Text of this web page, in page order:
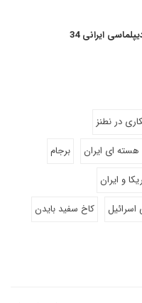
ایرانی 34
در نطنز
هسته ای ایران
برجام
و ایران
اسرائیل
کاخ سفید بایدن